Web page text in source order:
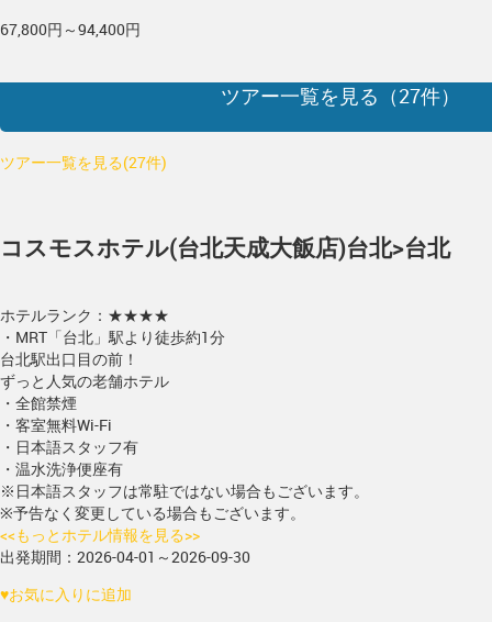
67,800円～94,400円
ツアー一覧を見る（27件）
ツアー一覧を見る(27件)
コスモスホテル(台北天成大飯店)台北>台北
ホテルランク：★★★★
・MRT「台北」駅より徒歩約1分
台北駅出口目の前！
ずっと人気の老舗ホテル
・全館禁煙
・客室無料Wi-Fi
・日本語スタッフ有
・温水洗浄便座有
※日本語スタッフは常駐ではない場合もございます。
※予告なく変更している場合もございます。
<<もっとホテル情報を見る>>
出発期間：2026-04-01～2026-09-30
♥お気に入りに追加